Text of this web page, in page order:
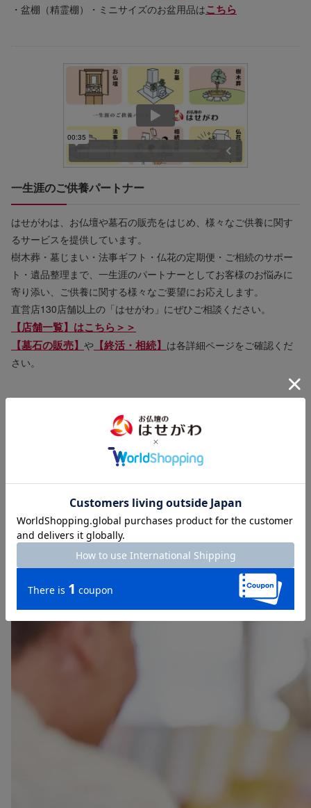
・盆棚（精霊棚）・ミニサイズのお盆用品はこちら
一生涯のご供養パートナー
はせがわは、お仏壇や墓石の販売をはじめ、様々なご供養に関す
るサービスを提供しています。
樹木葬・墓じまい・法事ギフト・仏花の定期便・ご相続のサポー
ト・遺品整理まで、一生涯のパートナーとしてお客様のお悩みに
寄り添い、ご供養に関する様々なご要望にお応えします。
直営店130店舗以上の「はせがわ」にぜひご相談ください。
【店舗一覧】はこちら＞＞
【墓石の販売】 や 【終活・相続】 は各詳細ページをご確認くだ
さい。
商品についてのご相談・お問い合わせ